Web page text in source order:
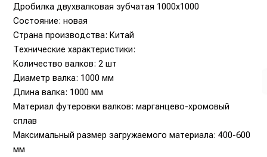
Дробилка двухвалковая зубчатая 1000х1000
Состояние: новая
Страна производства: Китай
Технические характеристики:
Количество валков: 2 шт
Диаметр валка: 1000 мм
Длина валка: 1000 мм
Материал футеровки валков: марганцево-хромовый
сплав
Максимальный размер загружаемого материала: 400-600
мм